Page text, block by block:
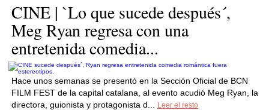
CINE | `Lo que sucede después´,
Meg Ryan regresa con una
entretenida comedia...
Hace unos semanas se presentó en la Sección Oficial de BCN
FILM FEST de la capital catalana, al evento acudió Meg Ryan, la
directora, guionista y protagonista d...
Leer el resto